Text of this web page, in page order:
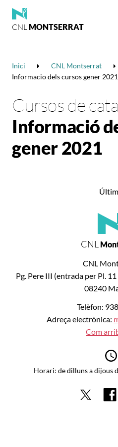
CNL MONTSERRAT
Inici CNL Montserrat
Informacio dels cursos gener 2021
Cursos de
Informació
gener 2021
CNL
CNL
Pg. Pere III (entrada per Pl.
08240
Telèfon:
Adreça electrònica:
Com
Horari: de dilluns a dijous